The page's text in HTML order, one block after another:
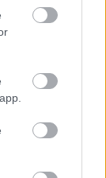
maradékát.